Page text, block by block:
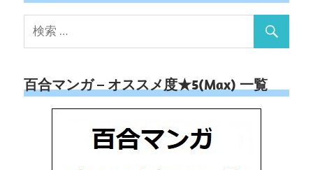
百合マンガ – オススメ度★5(Max) 一覧